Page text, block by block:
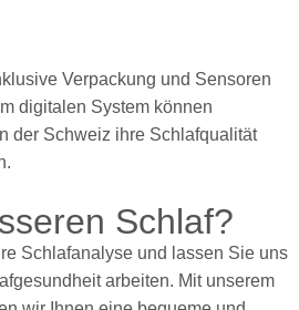
Schlaf?
Schlafanalyse und lassen Sie uns
arbeiten. Mit unserem